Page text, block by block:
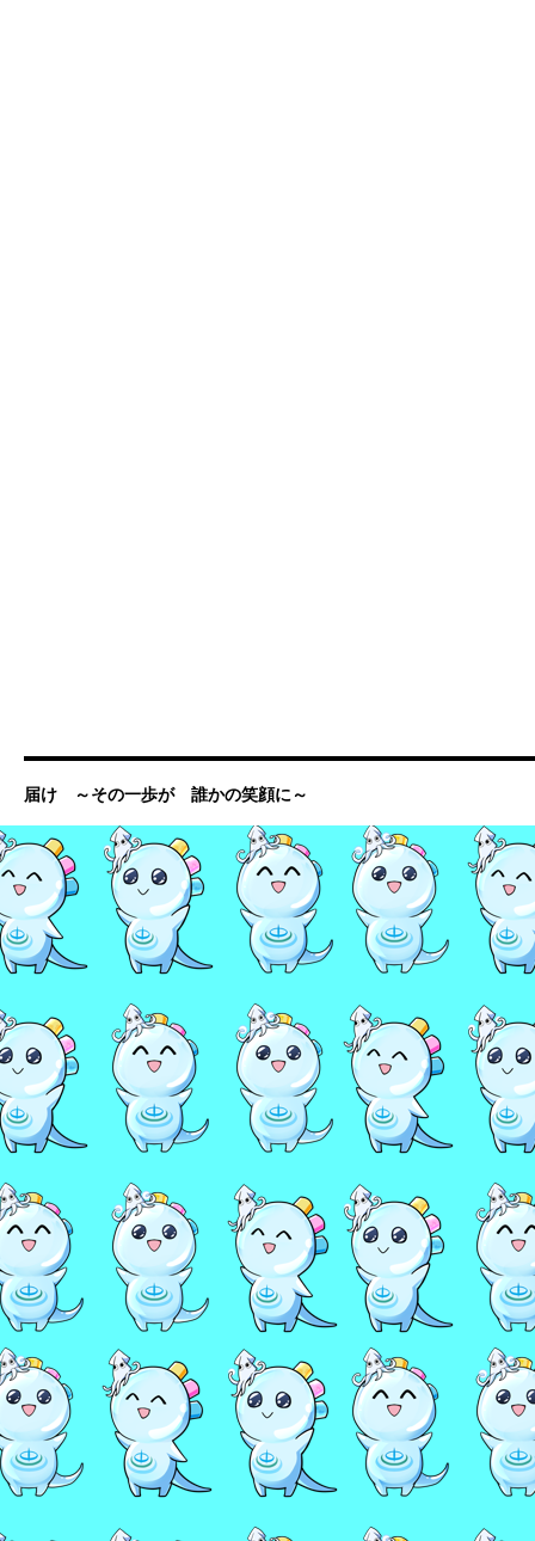
届け ～その一歩が 誰かの笑顔に～